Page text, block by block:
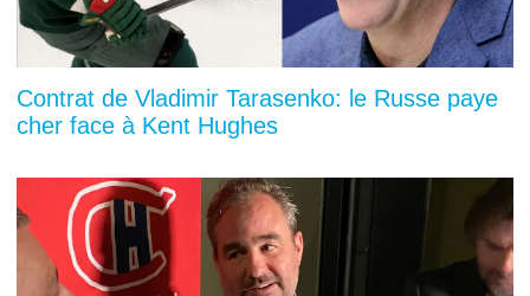
Contrat de Vladimir Tarasenko: le Russe paye
cher face à Kent Hughes